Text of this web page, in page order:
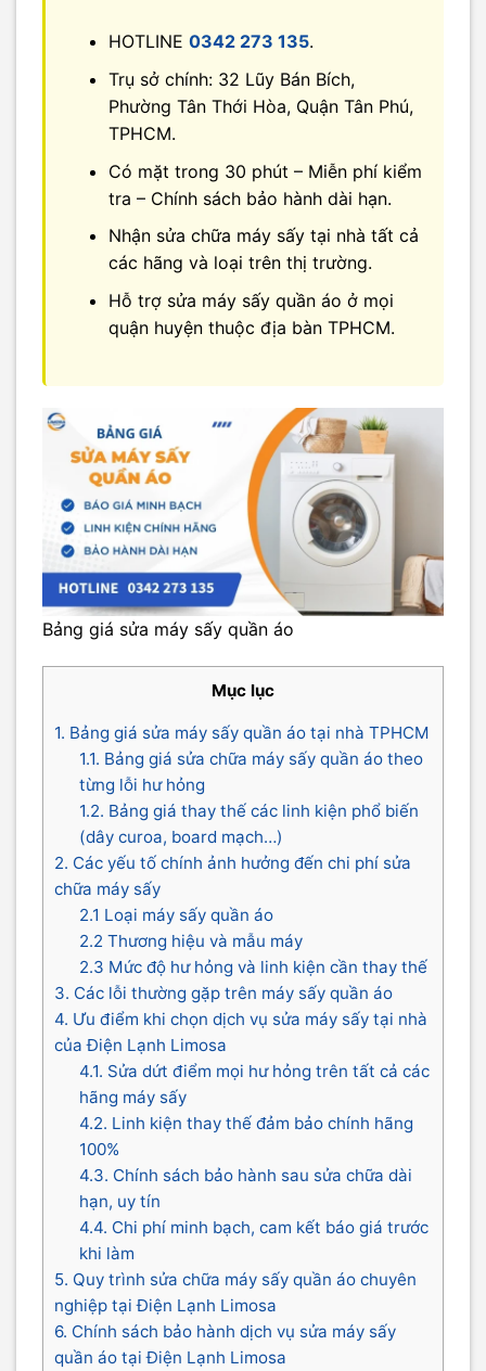
HOTLINE 0342 273 135.
Trụ sở chính: 32 Lũy Bán Bích,
Phường Tân Thới Hòa, Quận Tân Phú,
TPHCM.
Có mặt trong 30 phút – Miễn phí kiểm
tra – Chính sách bảo hành dài hạn.
Nhận sửa chữa máy sấy tại nhà tất cả
các hãng và loại trên thị trường.
Hỗ trợ sửa máy sấy quần áo ở mọi
quận huyện thuộc địa bàn TPHCM.
Bảng giá sửa máy sấy quần áo
Mục lục
1. Bảng giá sửa máy sấy quần áo tại nhà TPHCM
1.1. Bảng giá sửa chữa máy sấy quần áo theo
từng lỗi hư hỏng
1.2. Bảng giá thay thế các linh kiện phổ biến
(dây curoa, board mạch…)
2. Các yếu tố chính ảnh hưởng đến chi phí sửa
chữa máy sấy
2.1 Loại máy sấy quần áo
2.2 Thương hiệu và mẫu máy
2.3 Mức độ hư hỏng và linh kiện cần thay thế
3. Các lỗi thường gặp trên máy sấy quần áo
4. Ưu điểm khi chọn dịch vụ sửa máy sấy tại nhà
của Điện Lạnh Limosa
4.1. Sửa dứt điểm mọi hư hỏng trên tất cả các
hãng máy sấy
4.2. Linh kiện thay thế đảm bảo chính hãng
100%
4.3. Chính sách bảo hành sau sửa chữa dài
hạn, uy tín
4.4. Chi phí minh bạch, cam kết báo giá trước
khi làm
5. Quy trình sửa chữa máy sấy quần áo chuyên
nghiệp tại Điện Lạnh Limosa
6. Chính sách bảo hành dịch vụ sửa máy sấy
quần áo tại Điện Lạnh Limosa